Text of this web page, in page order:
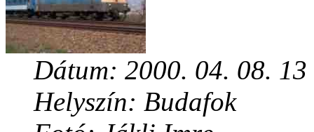
Dátum: 2000. 04. 08.
Helyszín: Budafok